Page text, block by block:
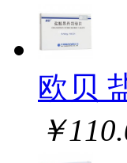
欧贝
￥